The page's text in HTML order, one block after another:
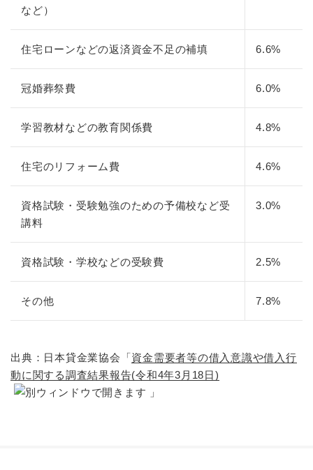
など）
住宅ローンなどの返済資金不足の補填 6.6%
冠婚葬祭費 6.0%
学習教材などの教育関係費 4.8%
住宅のリフォーム費 4.6%
資格試験・受験勉強のための予備校など受
講料
3.0%
資格試験・学校などの受験費 2.5%
その他 7.8%
出典：日本貸金業協会「資金需要者等の借入意識や借入行
動に関する調査結果報告(令和4年3月18日)
」